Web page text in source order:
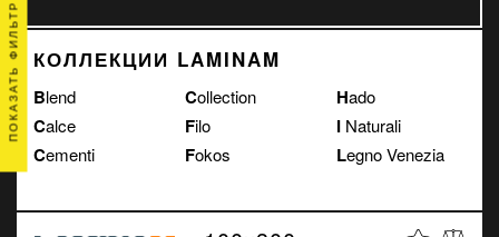
КОЛЛЕКЦИИ LAMINAM
Blend
Calce
Cementi
Collection
Filo
Fokos
Hado
I Naturali
Legno Venezia
ПОКАЗАТЬ ФИЛЬТР